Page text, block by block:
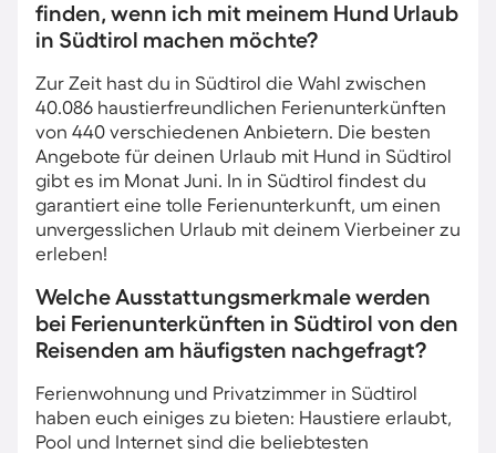
finden, wenn ich mit meinem Hund Urlaub
in Südtirol machen möchte?
Zur Zeit hast du in Südtirol die Wahl zwischen
40.086 haustierfreundlichen Ferienunterkünften
von 440 verschiedenen Anbietern. Die besten
Angebote für deinen Urlaub mit Hund in Südtirol
gibt es im Monat Juni. In in Südtirol findest du
garantiert eine tolle Ferienunterkunft, um einen
unvergesslichen Urlaub mit deinem Vierbeiner zu
erleben!
Welche Ausstattungsmerkmale werden
bei Ferienunterkünften in Südtirol von den
Reisenden am häufigsten nachgefragt?
Ferienwohnung und Privatzimmer in Südtirol
haben euch einiges zu bieten: Haustiere erlaubt,
Pool und Internet sind die beliebtesten